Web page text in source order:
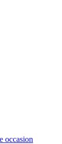
occasion